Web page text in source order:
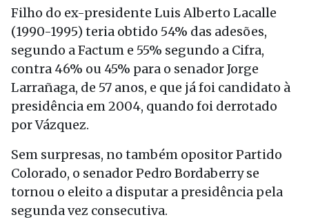
Filho do ex-presidente Luis Alberto Lacalle
(1990-1995) teria obtido 54% das adesões,
segundo a Factum e 55% segundo a Cifra,
contra 46% ou 45% para o senador Jorge
Larrañaga, de 57 anos, e que já foi candidato à
presidência em 2004, quando foi derrotado
por Vázquez.
Sem surpresas, no também opositor Partido
Colorado, o senador Pedro Bordaberry se
tornou o eleito a disputar a presidência pela
segunda vez consecutiva.